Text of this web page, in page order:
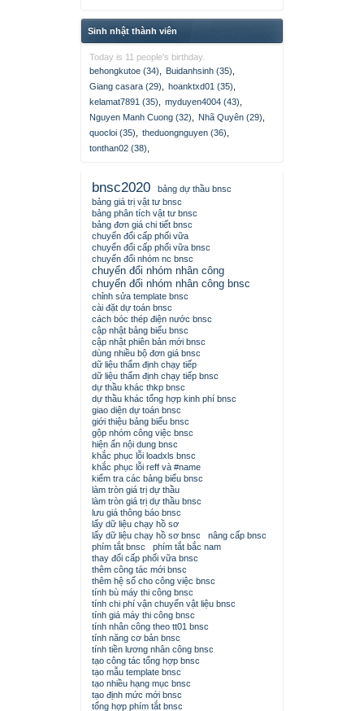
Sinh nhật thành viên
Today is 11 people's birthday.
behongkutoe (34)
Buidanhsinh (35)
Giang casara (29)
hoanktxd01 (35)
kelamat7891 (35)
myduyen4004 (43)
Nguyen Manh Cuong (32)
Nhã Quyên (29)
quocloi (35)
theduongnguyen (36)
tonthan02 (38)
bnsc2020
bảng dự thầu bnsc
bảng giá trị vật tư bnsc
bảng phân tích vật tư bnsc
bảng đơn giá chi tiết bnsc
chuyển đổi cấp phối vữa
chuyển đổi cấp phối vữa bnsc
chuyển đổi nhóm nc bnsc
chuyển đổi nhóm nhân công
chuyển đổi nhóm nhân công bnsc
chỉnh sửa template bnsc
cài đặt dự toán bnsc
cách bóc thép điện nước bnsc
cập nhật bảng biểu bnsc
cập nhật phiên bản mới bnsc
dùng nhiều bộ đơn giá bnsc
dữ liệu thẩm định chạy tiếp
dữ liệu thẩm định chạy tiếp bnsc
dự thầu khác thkp bnsc
dự thầu khác tổng hợp kinh phí bnsc
giao diện dự toán bnsc
giới thiệu bảng biểu bnsc
gộp nhóm công việc bnsc
hiện ẩn nội dung bnsc
khắc phục lỗi loadxls bnsc
khắc phục lỗi reff và #name
kiểm tra các bảng biểu bnsc
làm tròn giá trị dự thầu
làm tròn giá trị dự thầu bnsc
lưu giá thông báo bnsc
lấy dữ liệu chạy hồ sơ
lấy dữ liệu chạy hồ sơ bnsc
nâng cấp bnsc
phím tắt bnsc
phím tắt bắc nam
thay đổi cấp phối vữa bnsc
thêm công tác mới bnsc
thêm hệ số cho công việc bnsc
tính bù máy thi công bnsc
tính chi phí vận chuyển vật liệu bnsc
tính giá máy thi công bnsc
tính nhân công theo tt01 bnsc
tính năng cơ bản bnsc
tính tiền lương nhân công bnsc
tạo công tác tổng hợp bnsc
tạo mẫu template bnsc
tạo nhiều hạng mục bnsc
tạo định mức mới bnsc
tổng hợp phím tắt bnsc